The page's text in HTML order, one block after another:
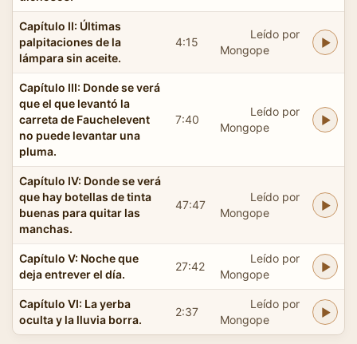
Capítulo II: Últimas
palpitaciones de la
lámpara sin aceite.
4:15
Leído por
Mongope
Capítulo III: Donde se verá
que el que levantó la
carreta de Fauchelevent
no puede levantar una
pluma.
7:40
Leído por
Mongope
Capítulo IV: Donde se verá
que hay botellas de tinta
buenas para quitar las
manchas.
47:47
Leído por
Mongope
Capítulo V: Noche que
deja entrever el día.
27:42
Leído por
Mongope
Capítulo VI: La yerba
oculta y la lluvia borra.
2:37
Leído por
Mongope